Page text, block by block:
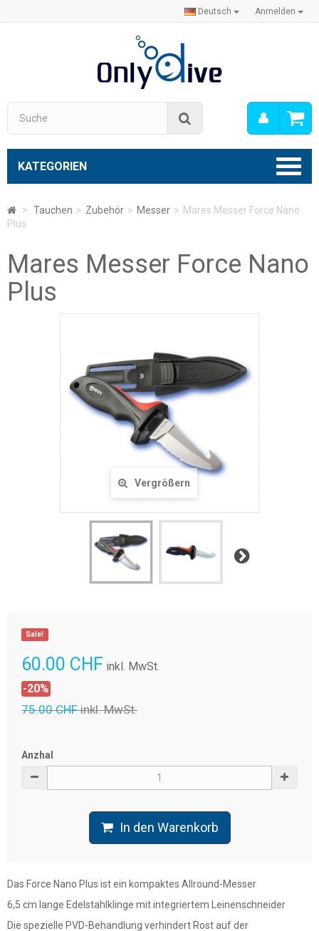
Anmelden
Deutsch
Mein
Konto
KATEGORIEN
> Tauchen > Zubehör > Messer > Mares Messer Force Nano
Plus
Mares Messer Force Nano
Plus
Vergrößern
Weiter
Sale!
60.00 CHF inkl. MwSt.
-20%
75.00 CHFinkl. MwSt.
Anzhal
In den Warenkorb
Das Force Nano Plus ist ein kompaktes Allround-Messer
6,5 cm lange Edelstahlklinge mit integriertem Leinenschneider
Die spezielle PVD-Behandlung verhindert Rost auf der